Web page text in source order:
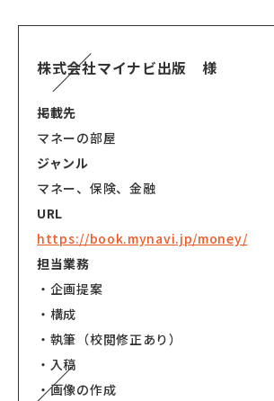
株式会社マイナビ出版 様
掲載先
マネーの部屋
ジャンル
マネー、保険、金融
URL
https://book.mynavi.jp/money/
担当業務
・企画提案
・構成
・執筆（校閲修正あり）
・入稿
・画像の作成